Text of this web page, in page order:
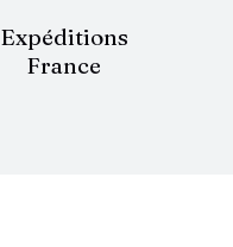
Expéditions
France